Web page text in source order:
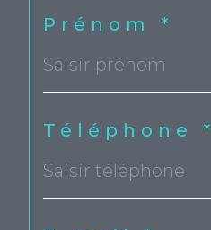
Prénom *
Téléphone *